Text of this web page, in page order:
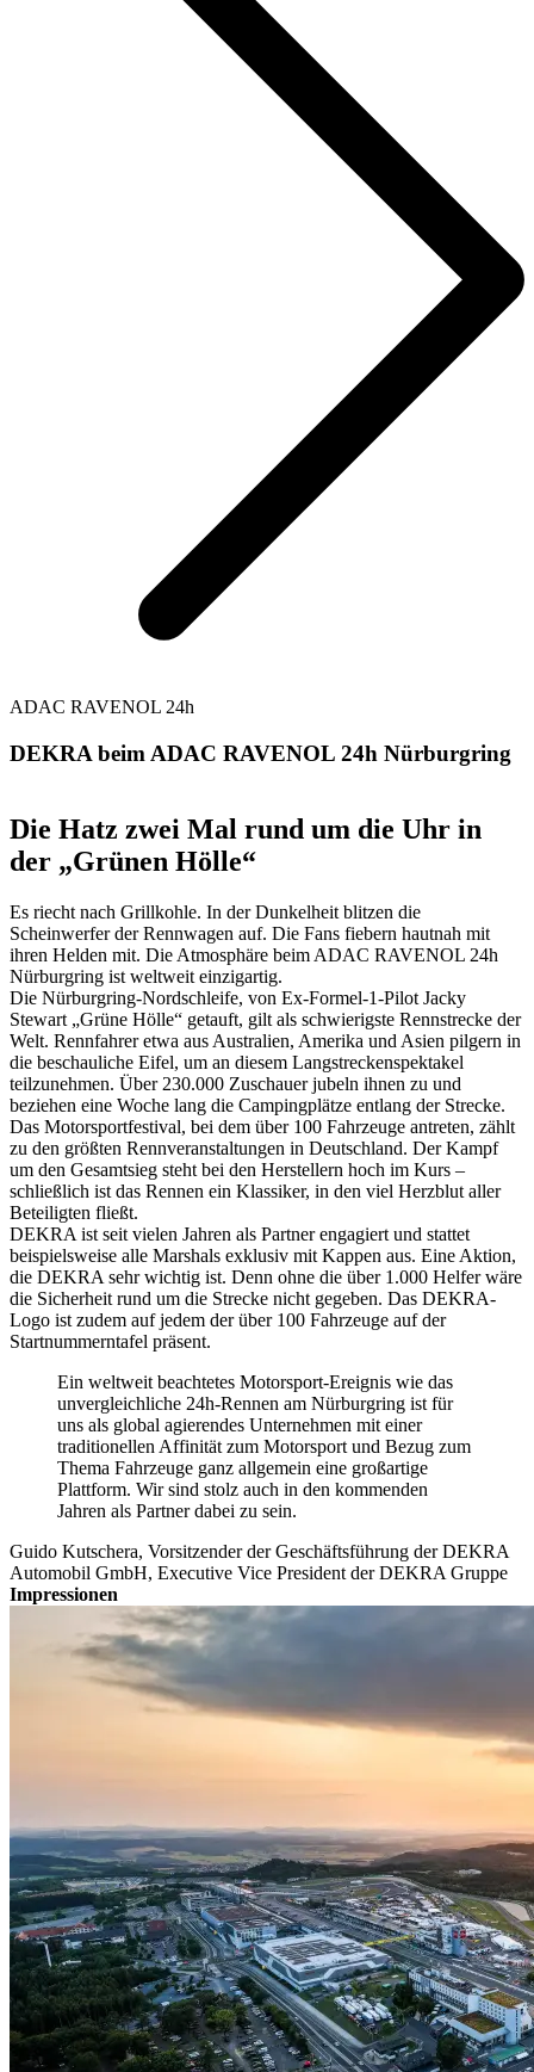
ADAC RAVENOL 24h
DEKRA beim ADAC RAVENOL 24h Nürburgring
Die Hatz zwei Mal rund um die Uhr in
der „Grünen Hölle“
Es riecht nach Grillkohle. In der Dunkelheit blitzen die
Scheinwerfer der Rennwagen auf. Die Fans fiebern hautnah mit
ihren Helden mit. Die Atmosphäre beim ADAC RAVENOL 24h
Nürburgring ist weltweit einzigartig.
Die Nürburgring-Nordschleife, von Ex-Formel-1-Pilot Jacky
Stewart „Grüne Hölle“ getauft, gilt als schwierigste Rennstrecke der
Welt. Rennfahrer etwa aus Australien, Amerika und Asien pilgern in
die beschauliche Eifel, um an diesem Langstreckenspektakel
teilzunehmen. Über 230.000 Zuschauer jubeln ihnen zu und
beziehen eine Woche lang die Campingplätze entlang der Strecke.
Das Motorsportfestival, bei dem über 100 Fahrzeuge antreten, zählt
zu den größten Rennveranstaltungen in Deutschland. Der Kampf
um den Gesamtsieg steht bei den Herstellern hoch im Kurs –
schließlich ist das Rennen ein Klassiker, in den viel Herzblut aller
Beteiligten fließt.
DEKRA ist seit vielen Jahren als Partner engagiert und stattet
beispielsweise alle Marshals exklusiv mit Kappen aus. Eine Aktion,
die DEKRA sehr wichtig ist. Denn ohne die über 1.000 Helfer wäre
die Sicherheit rund um die Strecke nicht gegeben. Das DEKRA-
Logo ist zudem auf jedem der über 100 Fahrzeuge auf der
Startnummerntafel präsent.
Ein weltweit beachtetes Motorsport-Ereignis wie das
unvergleichliche 24h-Rennen am Nürburgring ist für
uns als global agierendes Unternehmen mit einer
traditionellen Affinität zum Motorsport und Bezug zum
Thema Fahrzeuge ganz allgemein eine großartige
Plattform. Wir sind stolz auch in den kommenden
Jahren als Partner dabei zu sein.
Guido Kutschera, Vorsitzender der Geschäftsführung der DEKRA
Automobil GmbH, Executive Vice President der DEKRA Gruppe
Impressionen